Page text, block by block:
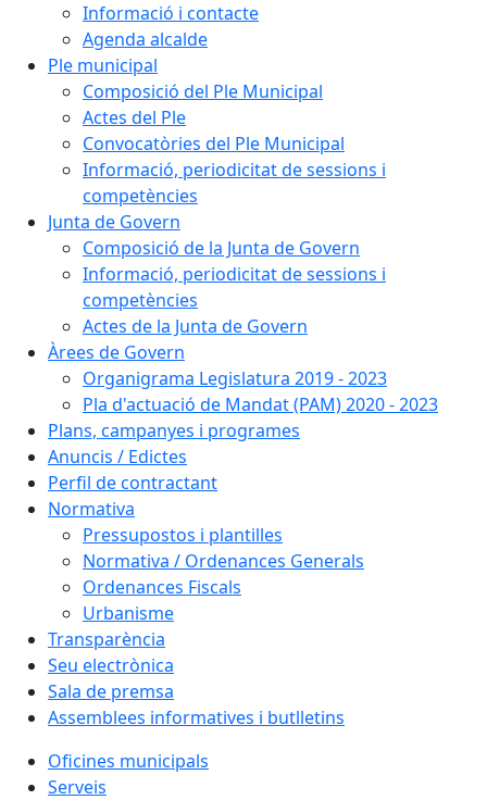
Informació i contacte
Agenda alcalde
Ple municipal
Composició del Ple Municipal
Actes del Ple
Convocatòries del Ple Municipal
Informació, periodicitat de sessions i
competències
Junta de Govern
Composició de la Junta de Govern
Informació, periodicitat de sessions i
competències
Actes de la Junta de Govern
Àrees de Govern
Organigrama Legislatura 2019 - 2023
Pla d'actuació de Mandat (PAM) 2020 - 2023
Plans, campanyes i programes
Anuncis / Edictes
Perfil de contractant
Normativa
Pressupostos i plantilles
Normativa / Ordenances Generals
Ordenances Fiscals
Urbanisme
Transparència
Seu electrònica
Sala de premsa
Assemblees informatives i butlletins
Oficines municipals
Serveis